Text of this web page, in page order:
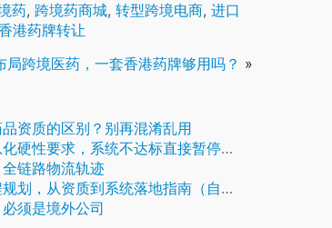
药, 跨境药商城, 转型跨境电商, 进口
港药牌转让
局跨境医药，一套香港药牌够用吗？ »
资质的区别？别再混淆乱用
硬性要求，系统不达标直接暂停业务
链路物流轨迹
，从资质到系统落地指南（自建仓）
须是境外公司